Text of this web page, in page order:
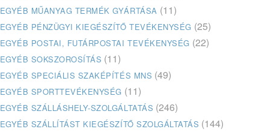
EGYÉB MŰANYAG TERMÉK GYÁRTÁSA (11)
EGYÉB PÉNZÜGYI KIEGÉSZÍTŐ TEVÉKENYSÉG (25)
EGYÉB POSTAI, FUTÁRPOSTAI TEVÉKENYSÉG (22)
EGYÉB SOKSZOROSÍTÁS (11)
EGYÉB SPECIÁLIS SZAKÉPÍTÉS MNS (49)
EGYÉB SPORTTEVÉKENYSÉG (11)
EGYÉB SZÁLLÁSHELY-SZOLGÁLTATÁS (246)
EGYÉB SZÁLLÍTÁST KIEGÉSZÍTŐ SZOLGÁLTATÁS (144)